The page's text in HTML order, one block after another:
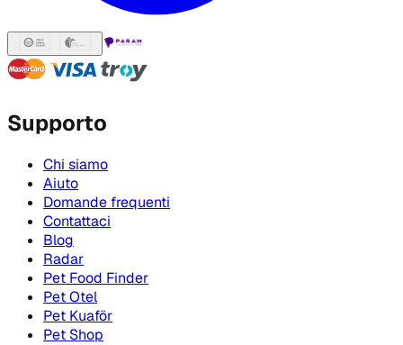
Supporto
Chi siamo
Aiuto
Domande frequenti
Contattaci
Blog
Radar
Pet Food Finder
Pet Otel
Pet Kuaför
Pet Shop